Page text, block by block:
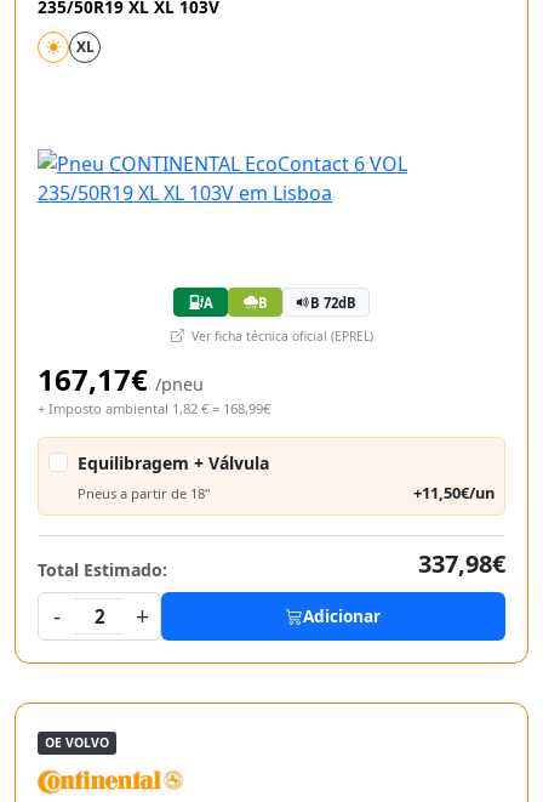
235/50R19 XL XL 103V
XL
A B B 72dB
Ver ficha técnica oficial (EPREL)
167,17€ /pneu
+ Imposto ambiental 1,82 € = 168,99€
Equilibragem + Válvula
Pneus a partir de 18" +11,50€/un
Total Estimado:
337,98€
-
2 + Adicionar
OE VOLVO